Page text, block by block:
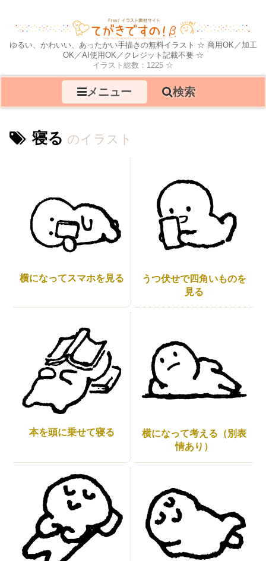
ゆるい、かわいい、あったかい手描きの無料イラスト ☆ 商用OK／加工
OK／AI使用OK／クレジット記載不要 ☆
イラスト総数：1225 ☆
メニュー 検索
寝る
横になってスマホを見る
うつ伏せで四角いものを
見る
本を頭に乗せて寝る
横になって考える（別表
情あり）